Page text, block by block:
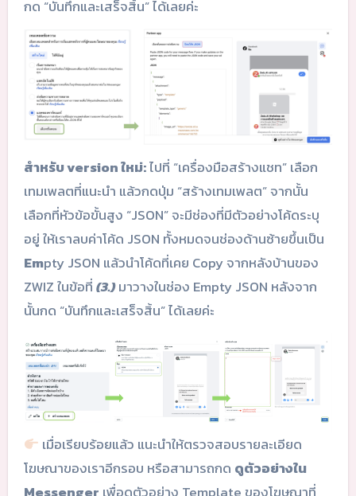
กด “บันทึกและเสร็จสิ้น” ได้เลยค่ะ
สำหรับ version ใหม่:ไปที่ “เครื่องมือสร้างแชท” เลือก
เทมเพลตที่แนะนำ แล้วกดปุ่ม “สร้างเทมเพลต” จากนั้น
เลือกที่หัวข้อขั้นสูง “JSON” จะมีช่องที่มีตัวอย่างโค้ดระบุ
อยู่ ให้เราลบค่าโค้ด JSON ทั้งหมดจนช่องด้านซ้ายขึ้นเป็น
Empty JSON แล้วนำโค้ดที่เคย Copy จากหลังบ้านของ
ZWIZ ในข้อที่(3.)มาวางในช่อง Empty JSON หลังจาก
นั้นกด “บันทึกและเสร็จสิ้น” ได้เลยค่ะ
เมื่อเรียบร้อยแล้ว แนะนำให้ตรวจสอบรายละเอียด
โฆษณาของเราอีกรอบ หรือสามารถกด ดูตัวอย่างใน